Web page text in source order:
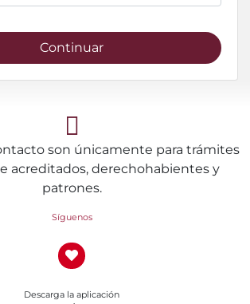
Continuar
son únicamente para trámites
acreditados, derechohabientes y
patrones.
Síguenos
Descarga la aplicación